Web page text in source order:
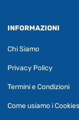
INFORMAZIONI
Chi Siamo
Privacy Policy
Termini e Condizioni
Come usiamo i Cookies